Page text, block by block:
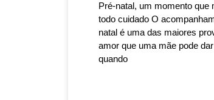
Pré-natal, um momento que
todo cuidado O
natal é uma das maiores
amor que uma mãe pode
quando